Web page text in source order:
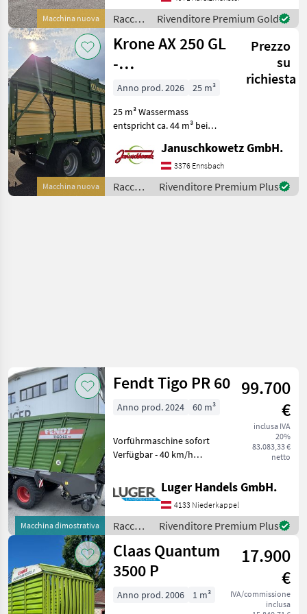
Macchina nuova
1.470 mm di larghezza e
piano di traspo
Raccolta
mangimi
/ Krone
Rivenditore Premium Gold
Macchina nuova
Krone AX 250 GL
-
Ganzstahlaufbau
/ 32 Messer
Prezzo
su
richiesta
Anno prod. 2026
25 m³
25 m³ Wassermass
entspricht ca. 44 m³ bei
Highlights: Hohe Laufruhe
und geringer Verschleiß
durch ungesteuerte Pick-up
W-förmig angeordnete Z
Januschkowetz GmbH.
3376 Ennsbach
Raccolta
mangimi
Rivenditore Premium Plus
Macchina dimostrativa
Fendt Tigo PR 60 99.700
€
inclusa IVA
20%
83.083,33 €
netto
Anno prod. 2024 60 m³
Vorführmaschine sofort
Verfügbar - 40 km/h
Druckluftbremse -
Untenanhängung mit K80 -
Nachlauflenkachse - Boogie
Tandemfahrwerk 26, 5" -
Berei
Luger Handels GmbH.
4133 Niederkappel
Raccolta
mangimi
/ Fendt
Rivenditore Premium Plus
Claas Quantum
3500 P
17.900
€
IVA/commissione
inclusa
Anno prod. 2006
1 m³